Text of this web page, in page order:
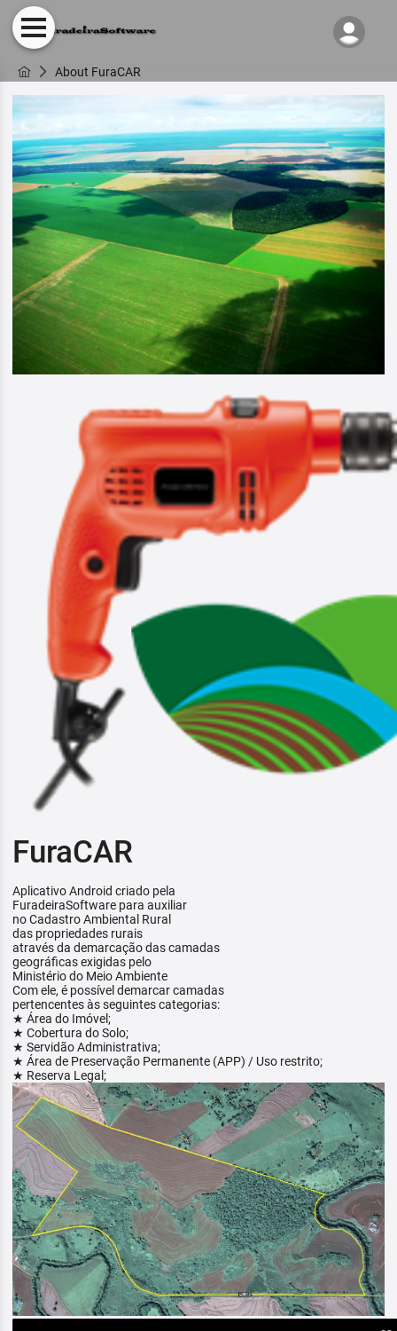
About FuraCAR
FuraCAR
Aplicativo Android criado pela
FuradeiraSoftware para auxiliar
no Cadastro Ambiental Rural
das propriedades rurais
através da demarcação das camadas
geográficas exigidas pelo
Ministério do Meio Ambiente
Com ele, é possível demarcar camadas
pertencentes às seguintes categorias:
★ Área do Imóvel;
★ Cobertura do Solo;
★ Servidão Administrativa;
★ Área de Preservação Permanente (APP) / Uso restrito;
★ Reserva Legal;